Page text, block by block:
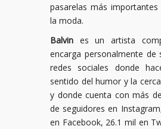
pasarelas más
la moda.
Balvin es un artista
encarga personalmente de
redes sociales donde
sentido del humor y la
y donde cuenta con más
de seguidores en
en Facebook, 26.1 mil en